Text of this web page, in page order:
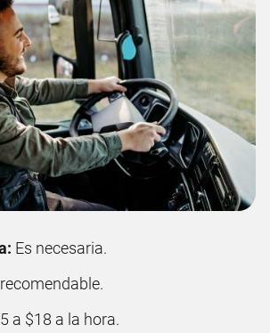
Es necesaria.
a $18 a la hora.